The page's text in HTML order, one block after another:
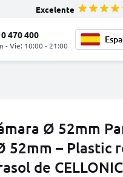
Excelente
470 400
- Vie: 10:00 - 21:00
Ø 52mm
52mm – Plastic
de CELLONIC